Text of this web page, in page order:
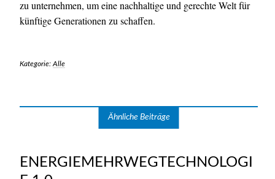
zu unternehmen, um eine nachhaltige und gerechte Welt für
künftige Generationen zu schaffen.
Kategorie: Alle
Ähnliche Beiträge
ENERGIEMEHRWEGTECHNOLOGI